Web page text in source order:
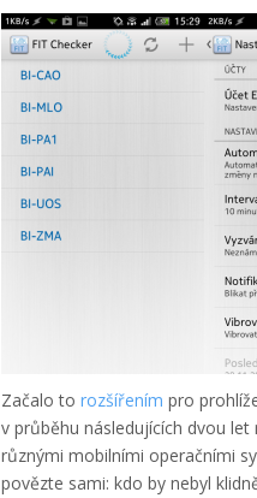
Začalo to rozšířením pro
v průběhu následujících dvou
různými mobilními operačními
povězte sami: kdo by nebyl